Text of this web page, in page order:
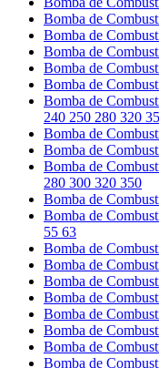
Bomba de
Bomba de
Bomba de
Bomba de
Bomba de
Bomba de
240 250 280 320
Bomba de
Bomba de
Bomba de
280 300 320 350
Bomba de
Bomba de
55 63
Bomba de
Bomba de
Bomba de
Bomba de
Bomba de
Bomba de
Bomba de
Bomba de